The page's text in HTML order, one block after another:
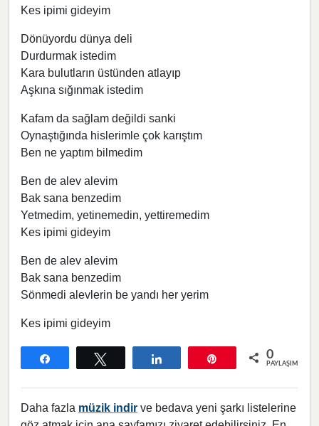
Kes ipimi gideyim
Dönüyordu dünya deli
Durdurmak istedim
Kara bulutların üstünden atlayıp
Aşkına sığınmak istedim
Kafam da sağlam değildi sanki
Oynaştığında hislerimle çok karıştım
Ben ne yaptım bilmedim
Ben de alev alevim
Bak sana benzedim
Yetmedim, yetinemedin, yettiremedim
Kes ipimi gideyim
Ben de alev alevim
Bak sana benzedim
Sönmedi alevlerin be yandı her yerim
Kes ipimi gideyim
0
PAYLAŞIMLAR
Daha fazla müzik indir ve bedava yeni şarkı listelerine